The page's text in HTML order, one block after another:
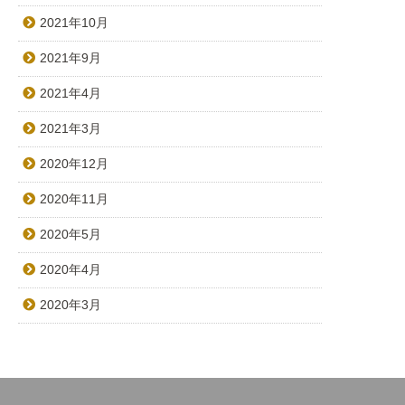
2021年10月
2021年9月
2021年4月
2021年3月
2020年12月
2020年11月
2020年5月
2020年4月
2020年3月